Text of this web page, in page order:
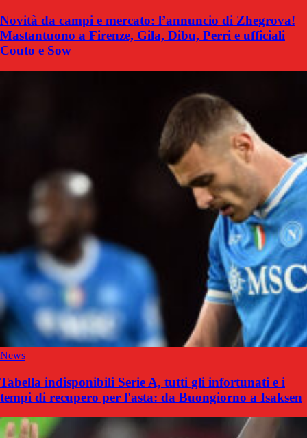
Novità da campi e mercato: l’annuncio di Zhegrova!
Mastantuono a Firenze, Gila, Dibu, Perri e ufficiali
Couto e Sow
News
Tabella indisponibili Serie A, tutti gli infortunati e i
tempi di recupero per l'asta: da Buongiorno a Isaksen